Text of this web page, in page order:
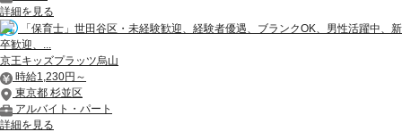
詳細を見る
「保育士」世田谷区・未経験歓迎、経験者優遇、ブランクOK、男性活躍中、新
卒歓迎、...
京王キッズプラッツ烏山
時給1,230円～
東京都 杉並区
アルバイト・パート
詳細を見る